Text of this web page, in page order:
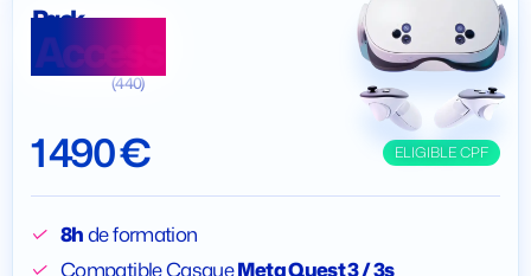
Pack
Access
(440)
1 490 € ELIGIBLE CPF
8hde formation
Compatible CasqueMeta Quest 3 / 3s